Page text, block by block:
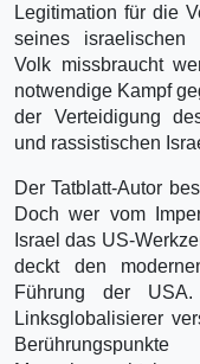
Legitimation für die
seines israelischen
Volk missbraucht
notwendige Kampf
der Verteidigung
und rassistischen
Der Tatblatt-Autor
Doch wer vom
Israel das US-
deckt den
Führung der
Linksglobalisierer